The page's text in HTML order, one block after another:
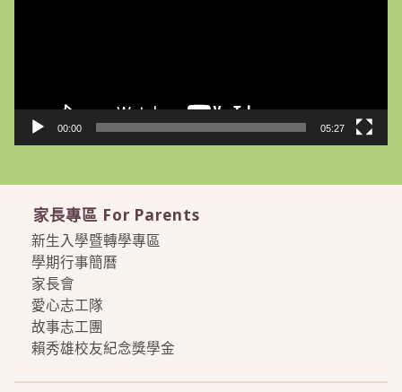
00:00 05:27
家長專區 For Parents
新生入學暨轉學專區
學期行事簡曆
家長會
愛心志工隊
故事志工團
賴秀雄校友紀念獎學金